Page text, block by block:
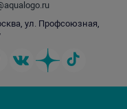
ул. Профсоюзная,